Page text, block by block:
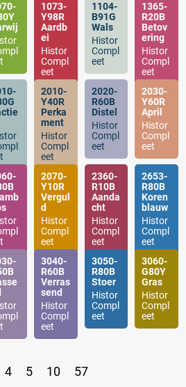
1073-
Y98R
Aardb
ei
Histor
Compl
eet
1104-
B91G
Wals
Histor
Compl
eet
1365-
R20B
Betov
ering
Histor
Compl
eet
2010-
Y40R
Perka
ment
Histor
Compl
eet
2020-
R60B
Distel
Histor
Compl
eet
2030-
Y60R
April
Histor
Compl
eet
2070-
Y10R
Vergul
d
Histor
Compl
eet
2360-
R10B
Aanda
cht
Histor
Compl
eet
2653-
R80B
Koren
blauw
Histor
Compl
eet
3040-
R60B
Verras
send
Histor
Compl
eet
3050-
R80B
Stoer
Histor
Compl
eet
3060-
G80Y
Gras
Histor
Compl
eet
4 5 10 57